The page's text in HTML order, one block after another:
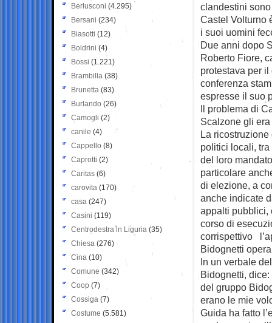
clandestini
Castel Volturno
i suoi uomini
Due anni dopo
Roberto Fiore,
protestava per
conferenza
espresse il suo
Il problema di
Scalzone gli
La
politici locali, tra
del loro
particolare
di elezione, a
anche indicate
appalti pubblici,
corso di
corrispettivo
Bidognetti
In un verbale
Bidognetti,
del gruppo
erano le mie
Guida ha fatto
Berlusconi (4.295)
Bersani (234)
Biasotti (12)
Boldrini (4)
Bossi (1.221)
Brambilla (38)
Brunetta (83)
Burlando (26)
Camogli (2)
canile (4)
Cappello (8)
Caprotti (2)
Caritas (6)
carovita (170)
casa (247)
Casini (119)
Centrodestra in Liguria (35)
Chiesa (276)
Cina (10)
Comune (342)
Coop (7)
Cossiga (7)
Costume (5.581)